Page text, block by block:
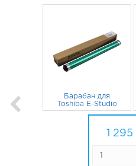
Барабан для
Toshiba E-Studio
166, 163, 18, 181,
1 295